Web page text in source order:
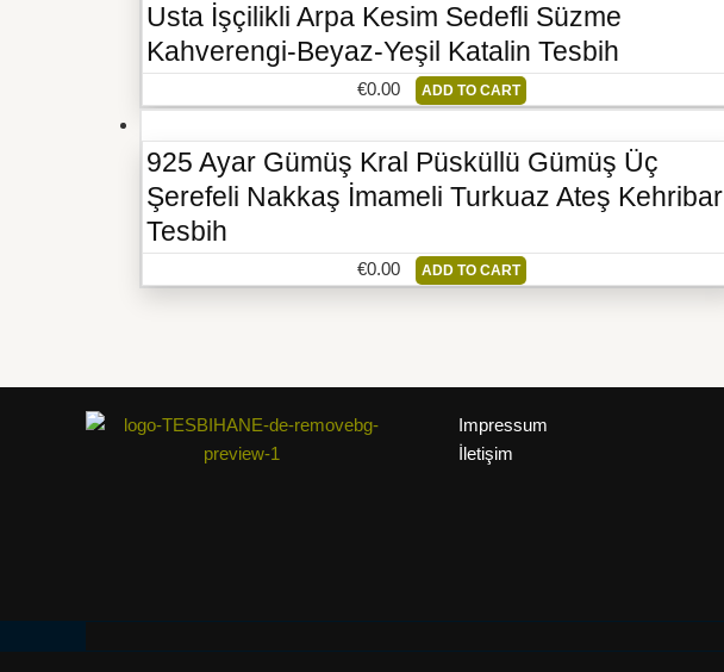
Usta İşçilikli Arpa Kesim Sedefli Süzme
Kahverengi-Beyaz-Yeşil Katalin Tesbih
€0.00 ADD TO CART
925 Ayar Gümüş Kral Püsküllü Gümüş Üç
Şerefeli Nakkaş İmameli Turkuaz Ateş Kehribar
Tesbih
€0.00 ADD TO CART
Impressum
İletişim